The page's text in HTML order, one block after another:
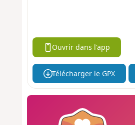
Ouvrir dans l'app
Télécharger le GPX